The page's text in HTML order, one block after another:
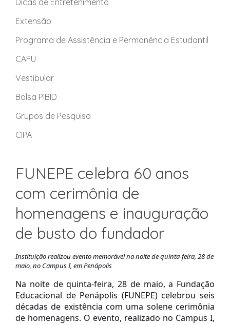
Dicas de Entretenimento
Extensão
Programa de Assistência e Permanência Estudantil
CAFU
Vestibular
Bolsa PIBID
Grupos de Pesquisa
CIPA
FUNEPE celebra 60 anos
com cerimônia de
homenagens e inauguração
de busto do fundador
Instituição realizou evento memorável na noite de quinta-feira, 28 de
maio, no Campus I, em Penápolis
Na noite de quinta-feira, 28 de maio, a Fundação
Educacional de Penápolis (FUNEPE) celebrou seis
décadas de existência com uma solene cerimônia
de homenagens. O evento, realizado no Campus I,